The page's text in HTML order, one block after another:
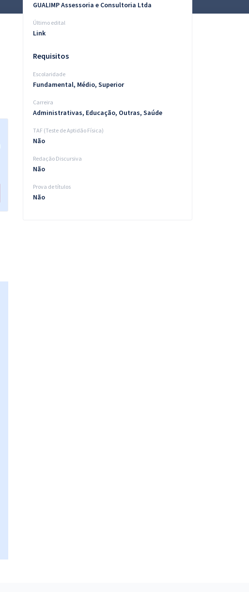
GUALIMP Assessoria e Consultoria Ltda
Último edital
Link
Requisitos
Escolaridade
Fundamental, Médio, Superior
Carreira
Administrativas, Educação, Outras, Saúde
TAF (Teste de Aptidão Física)
Não
Redação Discursiva
Não
Prova de títulos
Não